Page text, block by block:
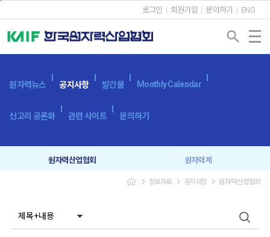
로그인 회원가입 문의하기 ENG
search
원자력뉴스 공지사항 발간물 Monthly Calendar
신고리 공론화 관련 사이트 문의하기
원자력산업협회 원자력계
navigate_next 정보자료 navigate_next 공지사항 navigate_next 원자력산업협회